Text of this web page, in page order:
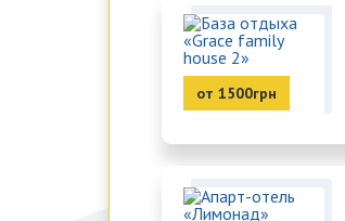
от 1500грн